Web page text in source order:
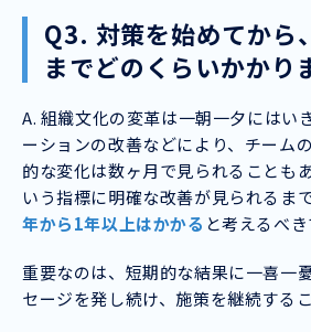
Q3. 対策を始めてから
までどのくらいかかり
A. 組織文化の変革は一朝一夕にはい
ーションの改善などにより、チーム
的な変化は数ヶ月で見られることも
いう指標に明確な改善が見られるまで
年から1年以上はかかる と考えるべき
重要なのは、短期的な結果に一喜一
セージを発し続け、施策を継続するこ